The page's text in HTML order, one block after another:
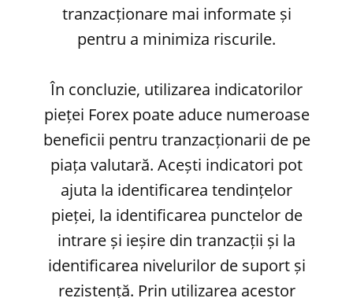
tranzacționare mai informate și
pentru a minimiza riscurile.
În concluzie, utilizarea indicatorilor
pieței Forex poate aduce numeroase
beneficii pentru tranzacționarii de pe
piața valutară. Acești indicatori pot
ajuta la identificarea tendințelor
pieței, la identificarea punctelor de
intrare și ieșire din tranzacții și la
identificarea nivelurilor de suport și
rezistență. Prin utilizarea acestor